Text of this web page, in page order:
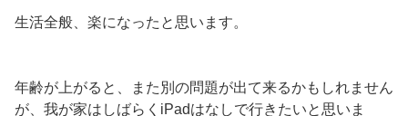
生活全般、楽になったと思います。
年齢が上がると、また別の問題が出て来るかもしれません
が、我が家はしばらくiPadはなしで行きたいと思いま